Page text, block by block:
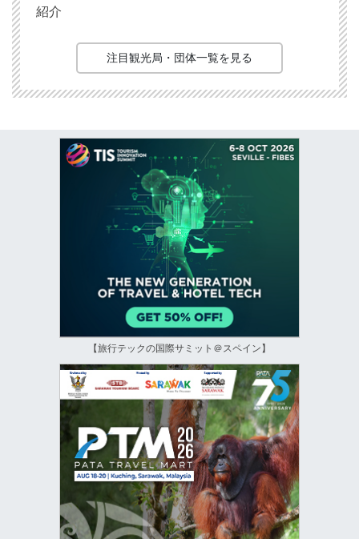
紹介
注目観光局・団体一覧を見る
【旅行テックの国際サミット＠スペイン】